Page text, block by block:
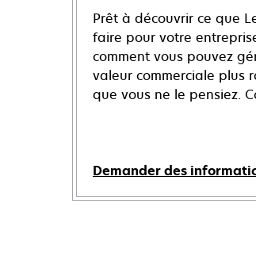
Prêt à découvrir ce que
faire pour votre
comment vous pouvez
valeur commerciale plus
que vous ne le pensiez.
Demander des